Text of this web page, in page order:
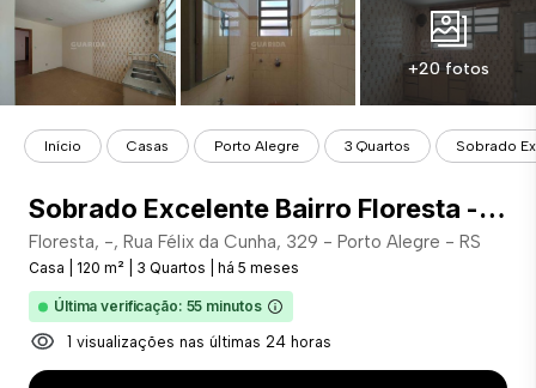
+20 fotos
Início Casas Porto Alegre 3 Quartos Sobrado
Sobrado Excelente Bairro Floresta - COD: 14363
Floresta, -, Rua Félix da Cunha, 329 - Porto Alegre - RS
Casa 120 m² 3 Quartos há 5 meses
Última verificação: 55 minutos
1 visualizações nas últimas 24 horas